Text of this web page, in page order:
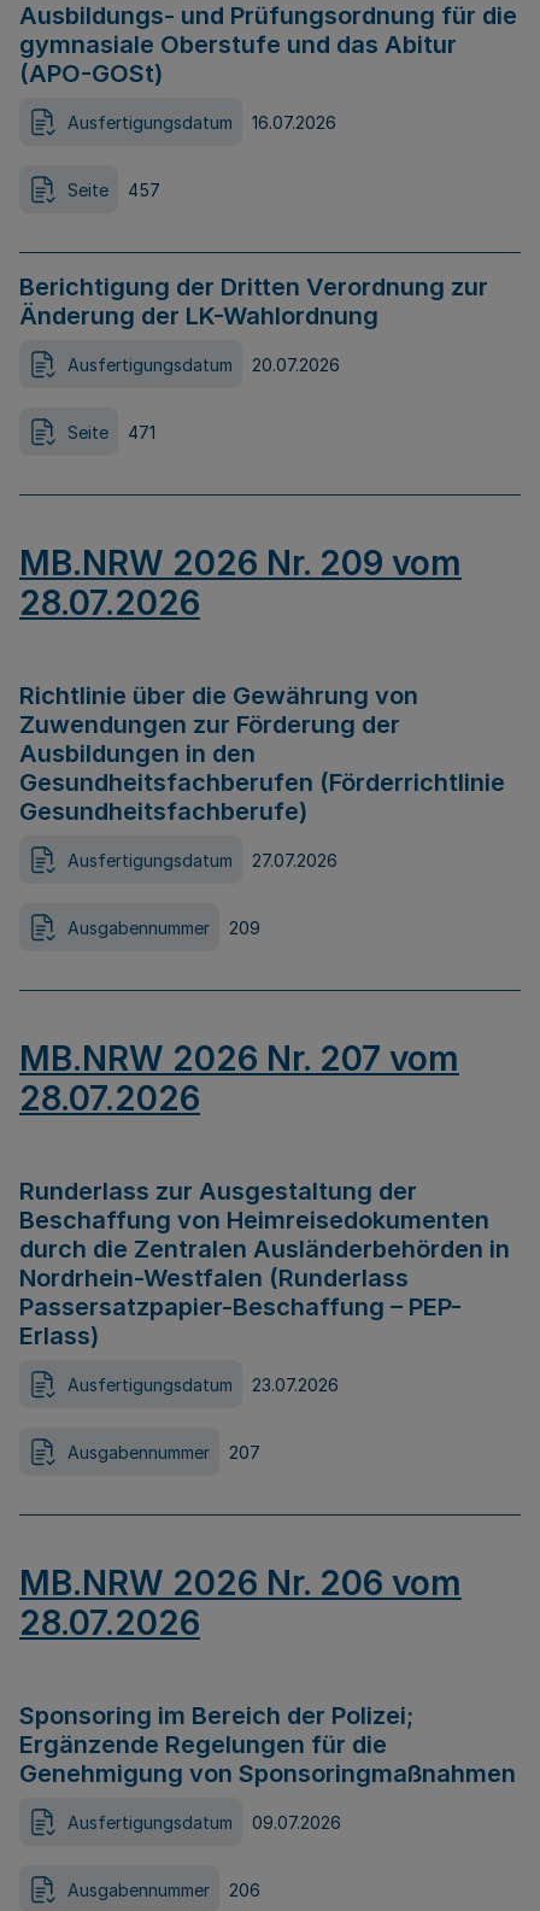
Ausbildungs- und Prüfungsordnung für die
gymnasiale Oberstufe und das Abitur
(APO-GOSt)
Ausfertigungsdatum 16.07.2026
Seite 457
Berichtigung der Dritten Verordnung zur
Änderung der LK-Wahlordnung
Ausfertigungsdatum 20.07.2026
Seite 471
MB.NRW 2026 Nr. 209 vom
28.07.2026
Richtlinie über die Gewährung von
Zuwendungen zur Förderung der
Ausbildungen in den
Gesundheitsfachberufen (Förderrichtlinie
Gesundheitsfachberufe)
Ausfertigungsdatum 27.07.2026
Ausgabennummer 209
MB.NRW 2026 Nr. 207 vom
28.07.2026
Runderlass zur Ausgestaltung der
Beschaffung von Heimreisedokumenten
durch die Zentralen Ausländerbehörden in
Nordrhein-Westfalen (Runderlass
Passersatzpapier-Beschaffung – PEP-
Erlass)
Ausfertigungsdatum 23.07.2026
Ausgabennummer 207
MB.NRW 2026 Nr. 206 vom
28.07.2026
Sponsoring im Bereich der Polizei;
Ergänzende Regelungen für die
Genehmigung von Sponsoringmaßnahmen
Ausfertigungsdatum 09.07.2026
Ausgabennummer 206